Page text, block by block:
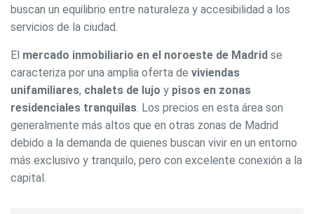
buscan un equilibrio entre naturaleza y accesibilidad a los
servicios de la ciudad.
El mercado inmobiliario en el noroeste de Madrid se
caracteriza por una amplia oferta de viviendas
unifamiliares, chalets de lujo y pisos en zonas
residenciales tranquilas. Los precios en esta área son
generalmente más altos que en otras zonas de Madrid
debido a la demanda de quienes buscan vivir en un entorno
más exclusivo y tranquilo, pero con excelente conexión a la
capital.